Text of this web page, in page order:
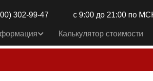
302-99-47 с 9:00 до 21:00 по
Калькулятор стоимости